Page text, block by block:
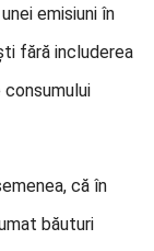
emisiuni în
fără includerea
că în
băuturi